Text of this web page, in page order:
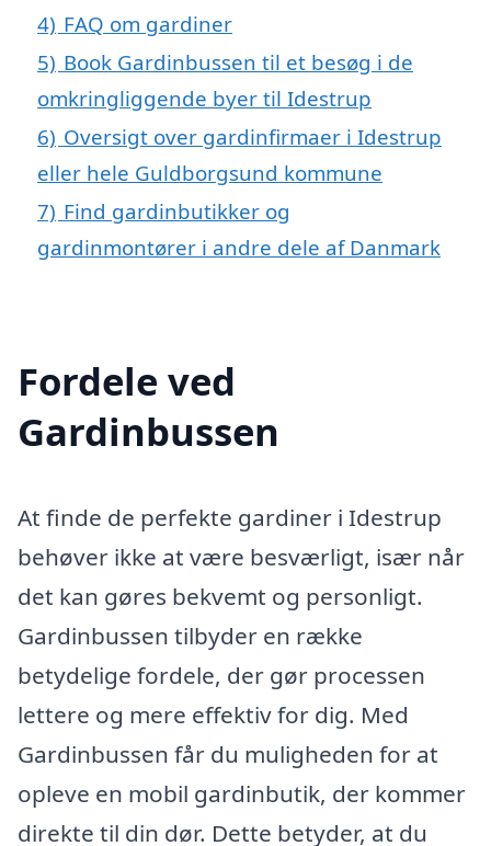
4) FAQ om gardiner
5) Book Gardinbussen til et besøg i de
omkringliggende byer til Idestrup
6) Oversigt over gardinfirmaer i Idestrup
eller hele Guldborgsund kommune
7) Find gardinbutikker og
gardinmontører i andre dele af Danmark
Fordele ved
Gardinbussen
At finde de perfekte gardiner i Idestrup
behøver ikke at være besværligt, især når
det kan gøres bekvemt og personligt.
Gardinbussen tilbyder en række
betydelige fordele, der gør processen
lettere og mere effektiv for dig. Med
Gardinbussen får du muligheden for at
opleve en mobil gardinbutik, der kommer
direkte til din dør. Dette betyder, at du